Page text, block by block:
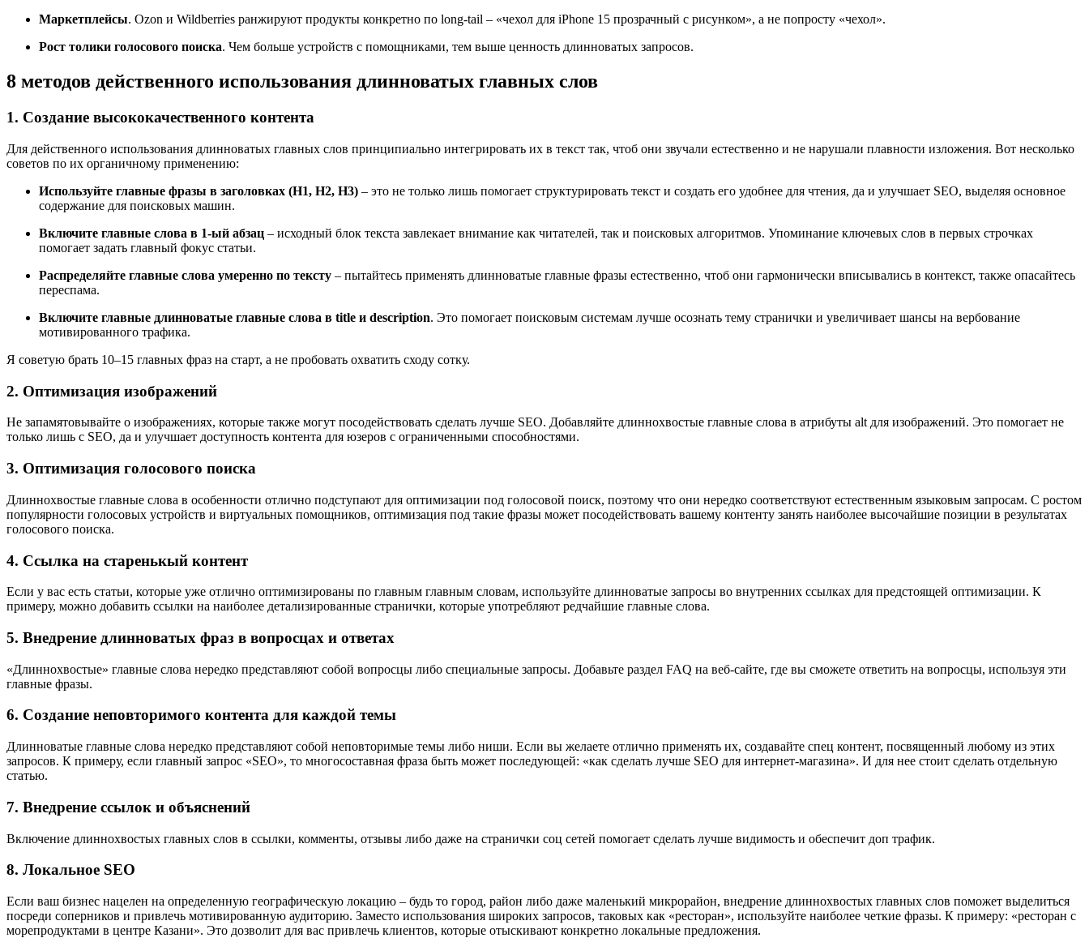
Маркетплейсы. Ozon и Wildberries ранжируют продукты конкретно по long-tail – «чехол для iPhone 15 прозрачный с рисунком», а не попросту «чехол».
Рост толики голосового поиска. Чем больше устройств с помощниками, тем выше ценность длинноватых запросов.
8 методов действенного использования длинноватых главных слов
1. Создание высококачественного контента
Для действенного использования длинноватых главных слов принципиально интегрировать их в текст так, чтоб они звучали естественно и не нарушали плавности изложения. Вот несколько
советов по их органичному применению:
Используйте главные фразы в заголовках (H1, H2, H3) – это не только лишь помогает структурировать текст и создать его удобнее для чтения, да и улучшает SEO, выделяя основное
содержание для поисковых машин.
Включите главные слова в 1-ый абзац – исходный блок текста завлекает внимание как читателей, так и поисковых алгоритмов. Упоминание ключевых слов в первых строчках
помогает задать главный фокус статьи.
Распределяйте главные слова умеренно по тексту – пытайтесь применять длинноватые главные фразы естественно, чтоб они гармонически вписывались в контекст, также опасайтесь
переспама.
Включите главные длинноватые главные слова в title и description. Это помогает поисковым системам лучше осознать тему странички и увеличивает шансы на вербование
мотивированного трафика.
Я советую брать 10–15 главных фраз на старт, а не пробовать охватить сходу сотку.
2. Оптимизация изображений
Не запамятовывайте о изображениях, которые также могут посодействовать сделать лучше SEO. Добавляйте длиннохвостые главные слова в атрибуты alt для изображений. Это помогает не
только лишь с SEO, да и улучшает доступность контента для юзеров с ограниченными способностями.
3. Оптимизация голосового поиска
Длиннохвостые главные слова в особенности отлично подступают для оптимизации под голосовой поиск, поэтому что они нередко соответствуют естественным языковым запросам. С ростом
популярности голосовых устройств и виртуальных помощников, оптимизация под такие фразы может посодействовать вашему контенту занять наиболее высочайшие позиции в результатах
голосового поиска.
4. Ссылка на старенькый контент
Если у вас есть статьи, которые уже отлично оптимизированы по главным главным словам, используйте длинноватые запросы во внутренних ссылках для предстоящей оптимизации. К
примеру, можно добавить ссылки на наиболее детализированные странички, которые употребляют редчайшие главные слова.
5. Внедрение длинноватых фраз в вопросцах и ответах
«Длиннохвостые» главные слова нередко представляют собой вопросцы либо специальные запросы. Добавьте раздел FAQ на веб-сайте, где вы сможете ответить на вопросцы, используя эти
главные фразы.
6. Создание неповторимого контента для каждой темы
Длинноватые главные слова нередко представляют собой неповторимые темы либо ниши. Если вы желаете отлично применять их, создавайте спец контент, посвященный любому из этих
запросов. К примеру, если главный запрос «SEO», то многосоставная фраза быть может последующей: «как сделать лучше SEO для интернет-магазина». И для нее стоит сделать отдельную
статью.
7. Внедрение ссылок и объяснений
Включение длиннохвостых главных слов в ссылки, комменты, отзывы либо даже на странички соц сетей помогает сделать лучше видимость и обеспечит доп трафик.
8. Локальное SEO
Если ваш бизнес нацелен на определенную географическую локацию – будь то город, район либо даже маленький микрорайон, внедрение длиннохвостых главных слов поможет выделиться
посреди соперников и привлечь мотивированную аудиторию. Заместо использования широких запросов, таковых как «ресторан», используйте наиболее четкие фразы. К примеру: «ресторан с
морепродуктами в центре Казани». Это дозволит для вас привлечь клиентов, которые отыскивают конкретно локальные предложения.